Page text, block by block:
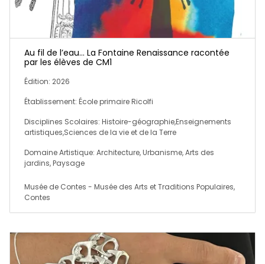
Au fil de l’eau… La Fontaine Renaissance racontée
par les élèves de CM1
Édition: 2026
Établissement: École primaire Ricolfi
Disciplines Scolaires: Histoire-géographie,Enseignements
artistiques,Sciences de la vie et de la Terre
Domaine Artistique: Architecture, Urbanisme, Arts des
jardins, Paysage
Musée de Contes - Musée des Arts et Traditions Populaires,
Contes